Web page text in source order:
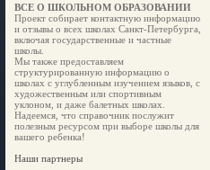
ВСЕ О ШКОЛЬНОМ ОБРАЗОВАНИИ
Проект собирает контактную информацию
и отзывы о всех школах Санкт-Петербурга,
включая государственные и частные
школы.
Мы также предоставляем
структурированную информацию о
школах с углубленным изучением языков, с
художественным или спортивным
уклоном, и даже балетных школах.
Надеемся, что справочник послужит
полезным ресурсом при выборе школы для
вашего ребенка!
Наши партнеры